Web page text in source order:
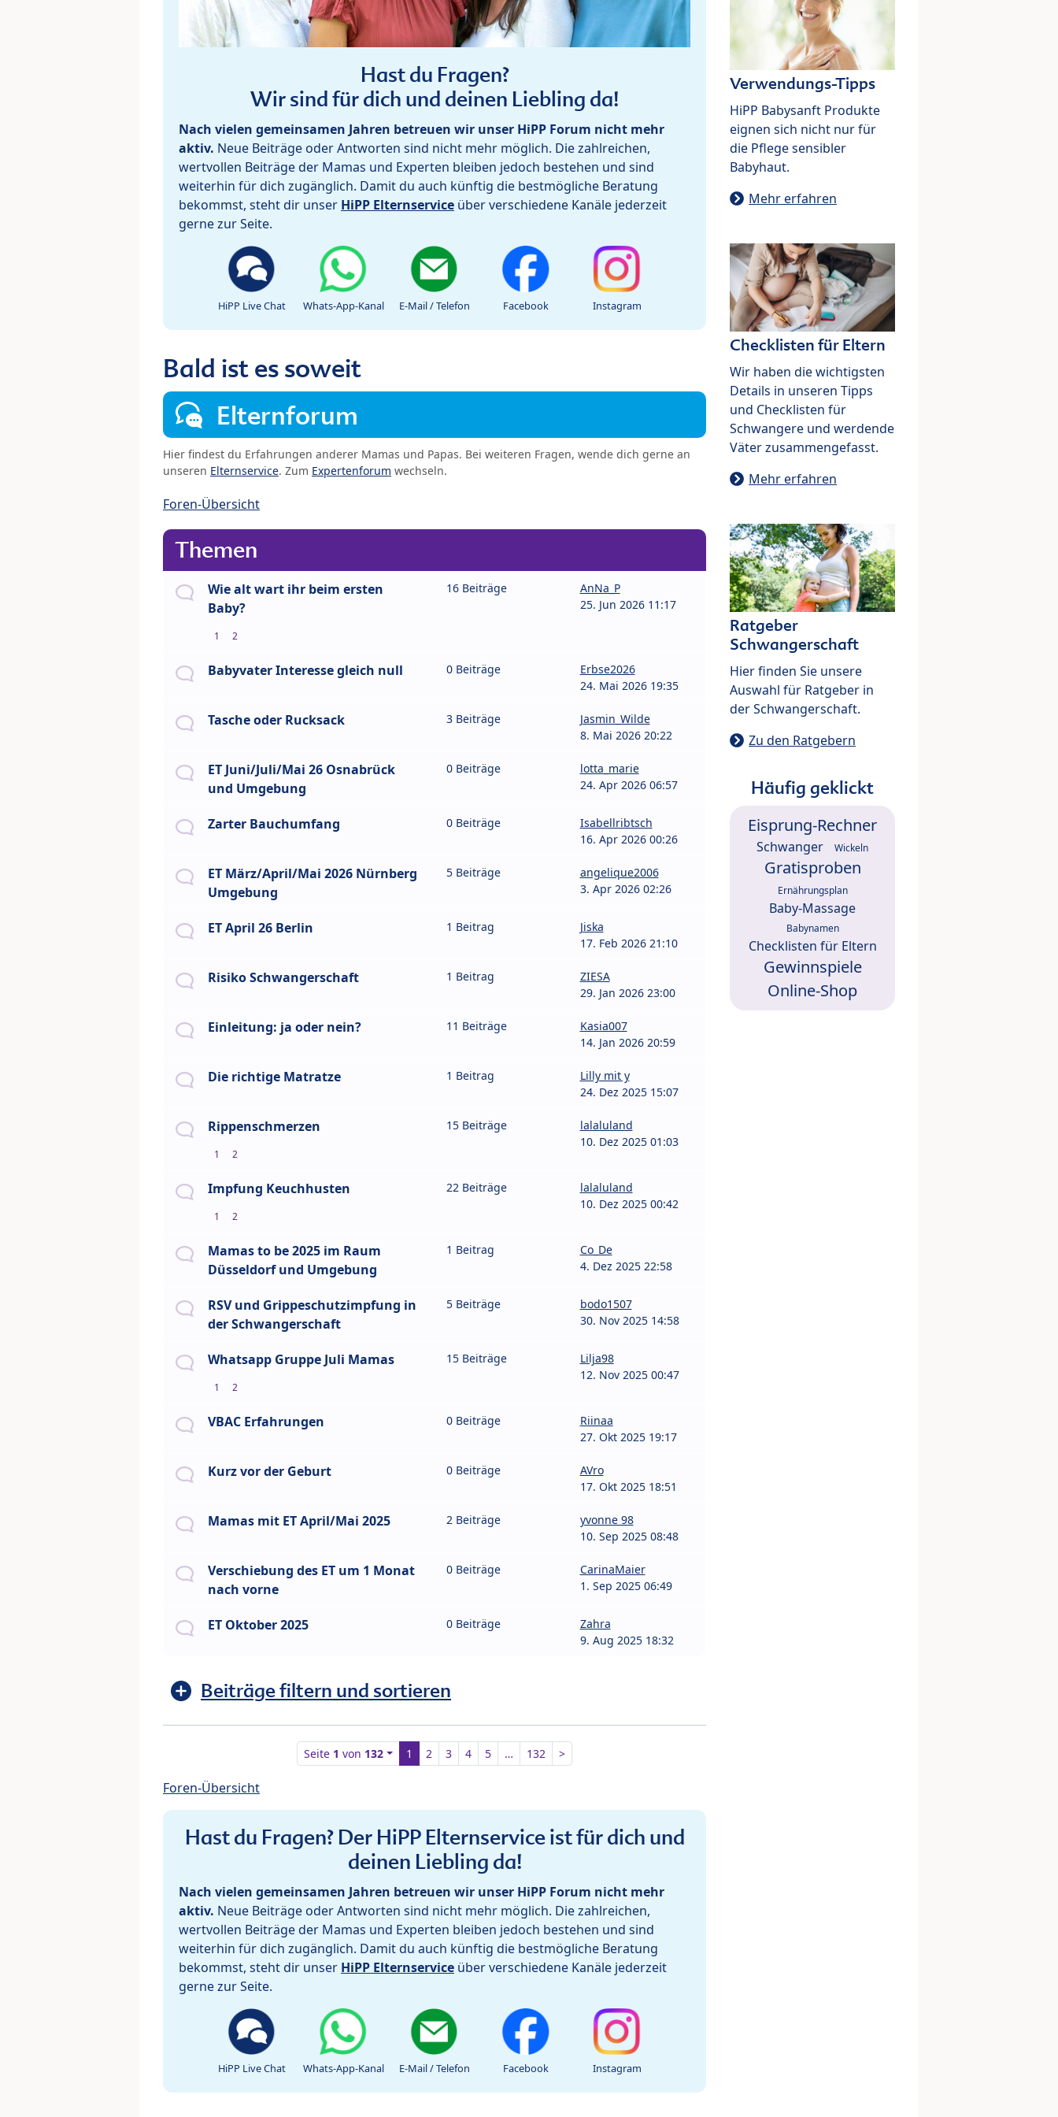
Hast du Fragen?
Wir sind für dich und deinen Liebling da!
Nach vielen gemeinsamen Jahren betreuen wir unser HiPP Forum nicht mehr
aktiv. Neue Beiträge oder Antworten sind nicht mehr möglich. Die zahlreichen,
wertvollen Beiträge der Mamas und Experten bleiben jedoch bestehen und sind
weiterhin für dich zugänglich. Damit du auch künftig die bestmögliche Beratung
bekommst, steht dir unser HiPP Elternservice über verschiedene Kanäle jederzeit
gerne zur Seite.
HiPP Live Chat Whats-App-Kanal E-Mail / Telefon Facebook Instagram
Bald ist es soweit
Elternforum
Hier findest du Erfahrungen anderer Mamas und Papas. Bei weiteren Fragen, wende dich gerne an
unseren Elternservice. Zum Expertenforum wechseln.
Foren-Übersicht
Themen
Wie alt wart ihr beim ersten
Baby?
1 2
16 Beiträge
AnNa_P
25. Jun 2026 11:17
Babyvater Interesse gleich null 0 Beiträge
Erbse2026
24. Mai 2026 19:35
Tasche oder Rucksack 3 Beiträge
Jasmin_Wilde
8. Mai 2026 20:22
ET Juni/Juli/Mai 26 Osnabrück
und Umgebung
0 Beiträge
lotta_marie
24. Apr 2026 06:57
Zarter Bauchumfang 0 Beiträge
Isabellribtsch
16. Apr 2026 00:26
ET März/April/Mai 2026 Nürnberg
Umgebung
5 Beiträge
angelique2006
3. Apr 2026 02:26
ET April 26 Berlin 1 Beitrag
Jiska
17. Feb 2026 21:10
Risiko Schwangerschaft 1 Beitrag
ZIESA
29. Jan 2026 23:00
Einleitung: ja oder nein? 11 Beiträge
Kasia007
14. Jan 2026 20:59
Die richtige Matratze 1 Beitrag
Lilly mit y
24. Dez 2025 15:07
Rippenschmerzen
1 2
15 Beiträge
lalaluland
10. Dez 2025 01:03
Impfung Keuchhusten
1 2
22 Beiträge
lalaluland
10. Dez 2025 00:42
Mamas to be 2025 im Raum
Düsseldorf und Umgebung
1 Beitrag
Co_De
4. Dez 2025 22:58
RSV und Grippeschutzimpfung in
der Schwangerschaft
5 Beiträge
bodo1507
30. Nov 2025 14:58
Whatsapp Gruppe Juli Mamas
1 2
15 Beiträge
Lilja98
12. Nov 2025 00:47
VBAC Erfahrungen 0 Beiträge
Riinaa
27. Okt 2025 19:17
Kurz vor der Geburt 0 Beiträge
AVro
17. Okt 2025 18:51
Mamas mit ET April/Mai 2025 2 Beiträge
yvonne 98
10. Sep 2025 08:48
Verschiebung des ET um 1 Monat
nach vorne
0 Beiträge
CarinaMaier
1. Sep 2025 06:49
ET Oktober 2025 0 Beiträge
Zahra
9. Aug 2025 18:32
Beiträge filtern und sortieren
Seite 1 von 132 1 2 3 4 5 … 132 >
Foren-Übersicht
Hast du Fragen? Der HiPP Elternservice ist für dich und
deinen Liebling da!
Nach vielen gemeinsamen Jahren betreuen wir unser HiPP Forum nicht mehr
aktiv. Neue Beiträge oder Antworten sind nicht mehr möglich. Die zahlreichen,
wertvollen Beiträge der Mamas und Experten bleiben jedoch bestehen und sind
weiterhin für dich zugänglich. Damit du auch künftig die bestmögliche Beratung
bekommst, steht dir unser HiPP Elternservice über verschiedene Kanäle jederzeit
gerne zur Seite.
HiPP Live Chat Whats-App-Kanal E-Mail / Telefon Facebook Instagram
Verwendungs-Tipps
HiPP Babysanft Produkte
eignen sich nicht nur für
die Pflege sensibler
Babyhaut.
Mehr erfahren
Checklisten für Eltern
Wir haben die wichtigsten
Details in unseren Tipps
und Checklisten für
Schwangere und werdende
Väter zusammengefasst.
Mehr erfahren
Ratgeber
Schwangerschaft
Hier finden Sie unsere
Auswahl für Ratgeber in
der Schwangerschaft.
Zu den Ratgebern
Häufig geklickt
Eisprung-Rechner
Schwanger Wickeln
Gratisproben
Ernährungsplan
Baby-Massage
Babynamen
Checklisten für Eltern
Gewinnspiele
Online-Shop